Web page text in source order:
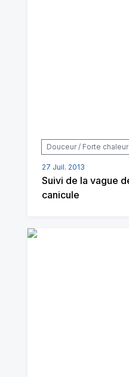
Douceur / Forte
27 Juil. 2013
Suivi de la vague
canicule